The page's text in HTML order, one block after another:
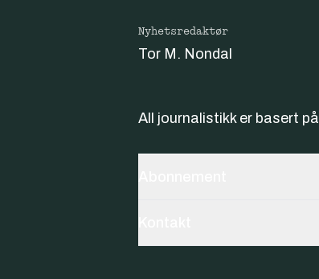
Nyhetsredaktør
Tor M. Nondal
All journalistikk er basert på